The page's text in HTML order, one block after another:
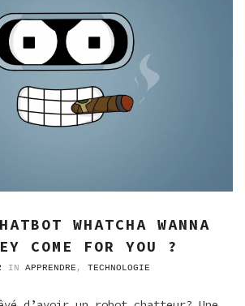
WHATCHA WANNA
COME FOR YOU ?
IN APPRENDRE , TECHNOLOGIE